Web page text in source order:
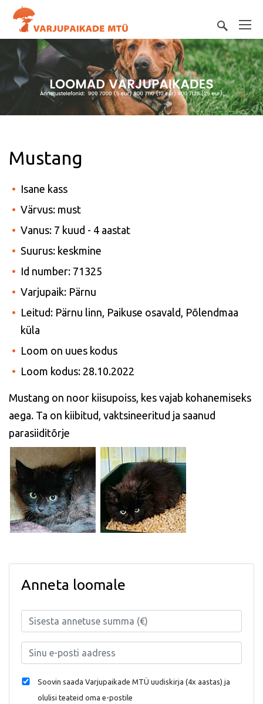
Mustang
Isane kass
Värvus: must
Vanus: 7 kuud - 4 aastat
Suurus: keskmine
Id number: 71325
Varjupaik: Pärnu
Leitud: Pärnu linn, Paikuse osavald, Põlendmaa
küla
Loom on uues kodus
Loom kodus: 28.10.2022
Mustang on noor kiisupoiss, kes vajab kohanemiseks
aega. Ta on kiibitud, vaktsineeritud ja saanud
parasiiditõrje
Anneta loomale
Soovin saada Varjupaikade MTÜ uudiskirja (4x aastas) ja
olulisi teateid oma e-postile